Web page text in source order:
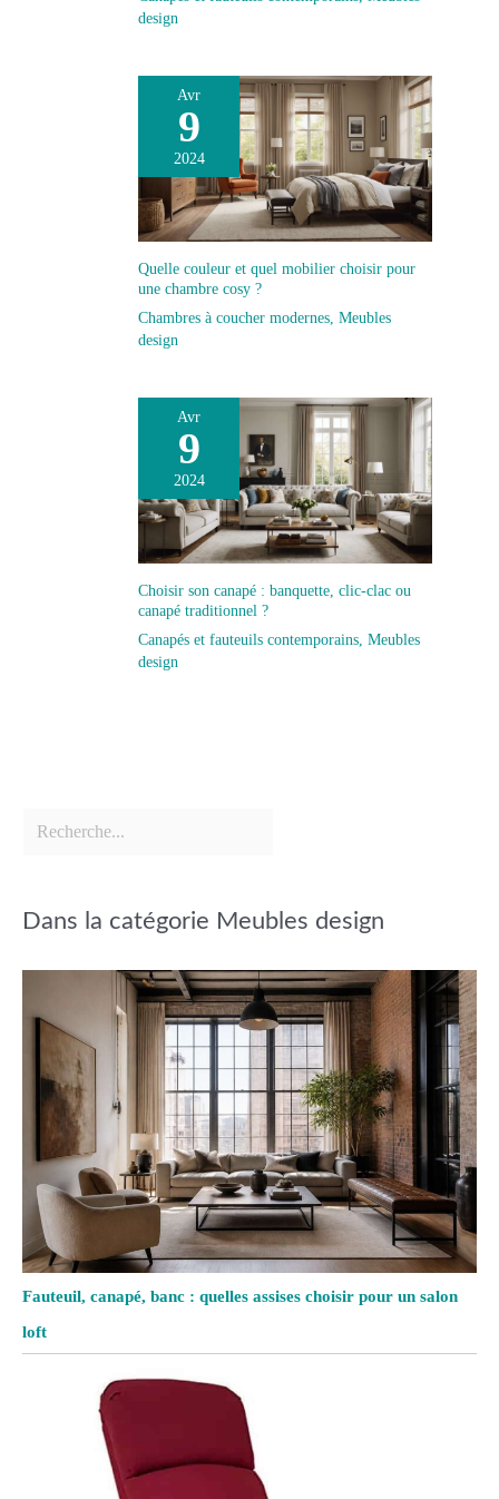
design
Avr
9
2024
Quelle couleur et quel mobilier choisir pour
une chambre cosy ?
Chambres à coucher modernes Meubles
design
Avr
9
2024
Choisir son canapé : banquette, clic-clac ou
canapé traditionnel ?
Canapés et fauteuils contemporains, Meubles
design
Dans la catégorie Meubles design
Fauteuil, canapé, banc : quelles assises choisir pour un salon
loft